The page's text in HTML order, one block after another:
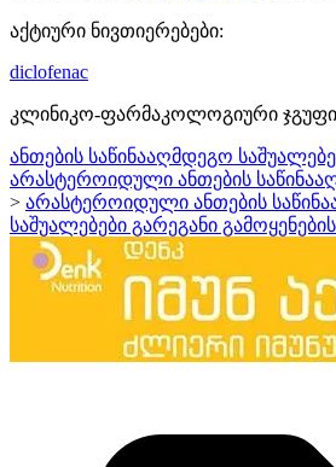
აქტიური ნივთიერებები:
diclofenac
კლინიკო-ფარმაკოლოგიური
ანთების საწინააღმდეგო
არასტეროიდული ანთების
> არასტეროიდული ანთების
საშუალებები გარეგანი